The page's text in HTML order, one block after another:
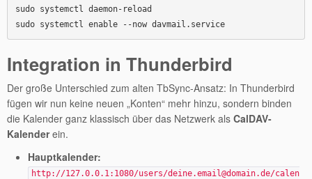
sudo systemctl daemon-reload
sudo systemctl enable --now davmail.service
Integration in Thunderbird
Der große Unterschied zum alten TbSync-Ansatz: In Thunderbird
fügen wir nun keine neuen „Konten“ mehr hinzu, sondern binden
die Kalender ganz klassisch über das Netzwerk als CalDAV-
Kalenderein.
Hauptkalender:
http://127.0.0.1:1080/users/deine.email@domain.de/calen